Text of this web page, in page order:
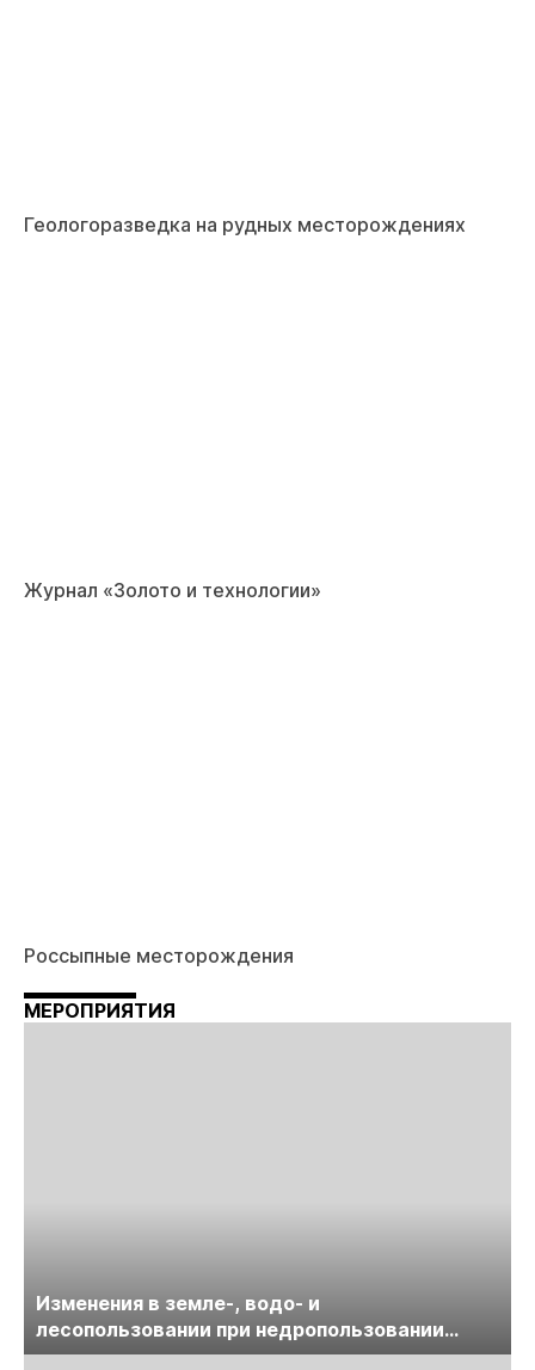
Геологоразведка на рудных месторождениях
Журнал «Золото и технологии»
Россыпные месторождения
МЕРОПРИЯТИЯ
Изменения в земле-, водо- и
лесопользовании при недропользовании
обсудят на семинаре «ПравоТЭК»